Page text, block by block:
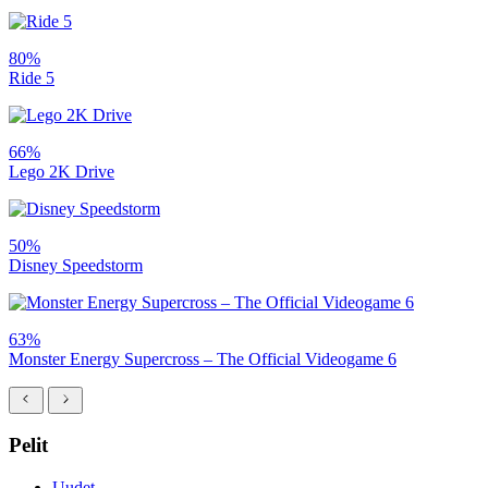
80%
Ride 5
66%
Lego 2K Drive
50%
Disney Speedstorm
63%
Monster Energy Supercross – The Official Videogame 6
Pelit